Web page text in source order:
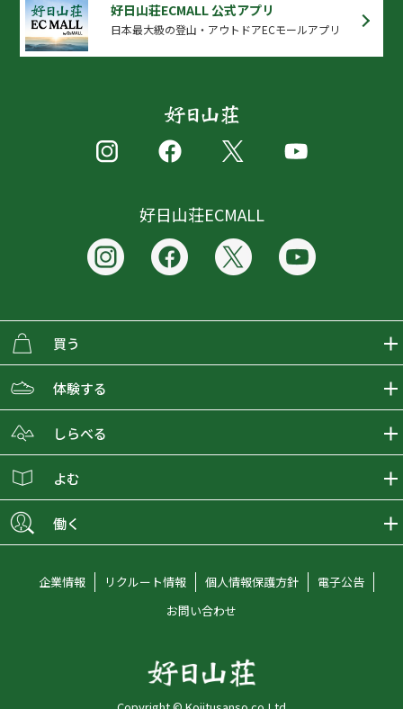
好日山荘ECMALL 公式アプリ
日本最大級の登山・アウトドアECモールアプリ
好日山荘ECMALL
買う
ECMALLの商品をさがす
取り扱いブランド一覧
ショップブログ
会員募集
体験する
おとな女子登山部
グラビティリサーチ
しらべる
登山レポート
オンラインコンシェルジュ
よむ
働く
アルバイト採用情報
企業情報 リクルート情報 個人情報保護方針
電子公告
お問い合わせ